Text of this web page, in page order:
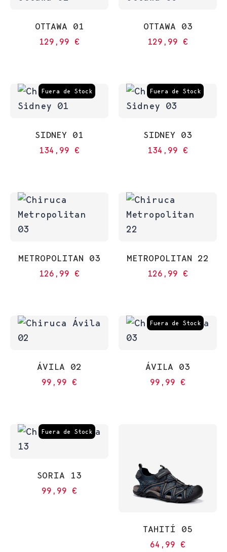
OTTAWA 01
129,99 €
OTTAWA 03
129,99 €
Fuera de Stock
SIDNEY 01
134,99 €
Fuera de Stock
SIDNEY 03
134,99 €
METROPOLITAN 03
126,99 €
METROPOLITAN 22
126,99 €
ÁVILA 02
99,99 €
Fuera de Stock
ÁVILA 03
99,99 €
Fuera de Stock
SORIA 13
99,99 €
TAHITÍ 05
64,99 €